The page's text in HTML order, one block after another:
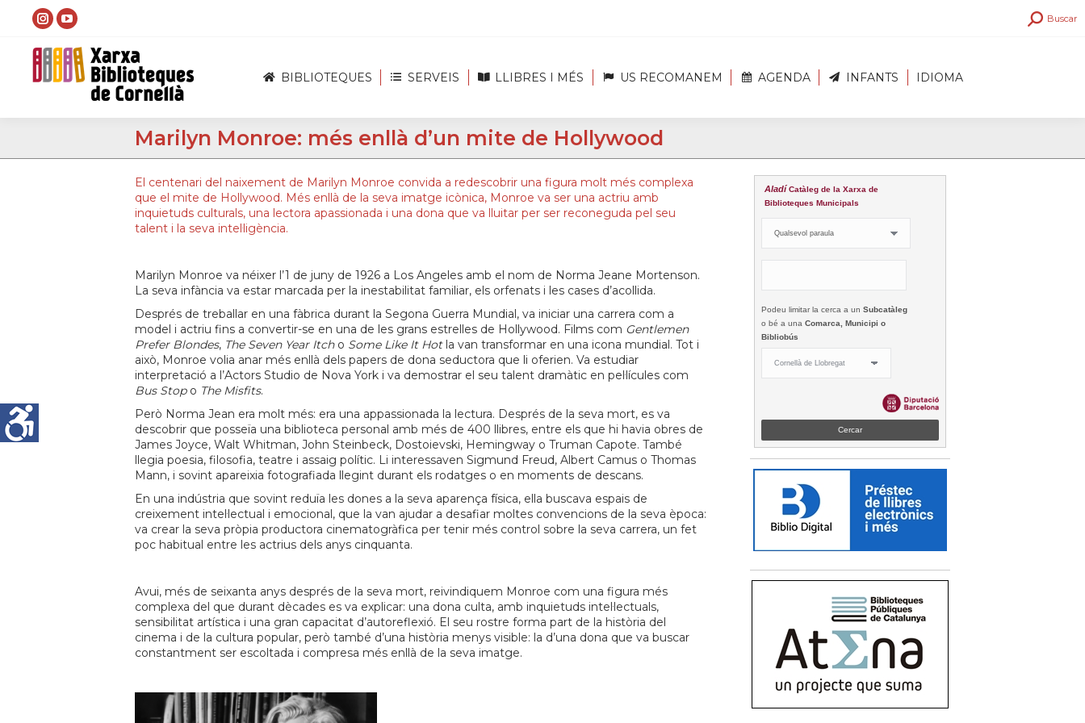
Instagram
page
opens
YouTube
page
opens
Search:Buscar
BIBLIOTEQUES SERVEIS LLIBRES I MÉS US RECOMANEM AGENDA INFANTS IDIOMA
Marilyn Monroe: més enllà d’un mite de Hollywood
El centenari del naixement de Marilyn Monroe convida a redescobrir una figura molt més complexa
que el mite de Hollywood. Més enllà de la seva imatge icònica, Monroe va ser una actriu amb
inquietuds culturals, una lectora apassionada i una dona que va lluitar per ser reconeguda pel seu
talent i la seva intel·ligència.
Marilyn Monroe va néixer l’1 de juny de 1926 a Los Angeles amb el nom de Norma Jeane Mortenson.
La seva infància va estar marcada per la inestabilitat familiar, els orfenats i les cases d’acollida.
Després de treballar en una fàbrica durant la Segona Guerra Mundial, va iniciar una carrera com a
model i actriu fins a convertir-se en una de les grans estrelles de Hollywood. Films com Gentlemen
Prefer Blondes, The Seven Year Itcho Some Like It Hotla van transformar en una icona mundial. Tot i
això, Monroe volia anar més enllà dels papers de dona seductora que li oferien. Va estudiar
interpretació a l’Actors Studio de Nova York i va demostrar el seu talent dramàtic en pel·lícules com
Bus Stopo The Misfits.
Però Norma Jean era molt més: era una appassionada la lectura. Després de la seva mort, es va
descobrir que posseïa una biblioteca personal amb més de 400 llibres, entre els que hi havia obres de
James Joyce, Walt Whitman, John Steinbeck, Dostoievski, Hemingway o Truman Capote. També
llegia poesia, filosofia, teatre i assaig polític. Li interessaven Sigmund Freud, Albert Camus o Thomas
Mann, i sovint apareixia fotografiada llegint durant els rodatges o en moments de descans.
En una indústria que sovint reduïa les dones a la seva aparença física, ella buscava espais de
creixement intel·lectual i emocional, que la van ajudar a desafiar moltes convencions de la seva època:
va crear la seva pròpia productora cinematogràfica per tenir més control sobre la seva carrera, un fet
poc habitual entre les actrius dels anys cinquanta.
Avui, més de seixanta anys després de la seva mort, reivindiquem Monroe com una figura més
complexa del que durant dècades es va explicar: una dona culta, amb inquietuds intel·lectuals,
sensibilitat artística i una gran capacitat d’autoreflexió. El seu rostre forma part de la història del
cinema i de la cultura popular, però també d’una història menys visible: la d’una dona que va buscar
constantment ser escoltada i compresa més enllà de la seva imatge.
AladíCatàleg de la Xarxa de
Biblioteques Municipals
Podeu limitar la cerca a un Subcatàleg
o bé a una Comarca, Municipi o
Bibliobús